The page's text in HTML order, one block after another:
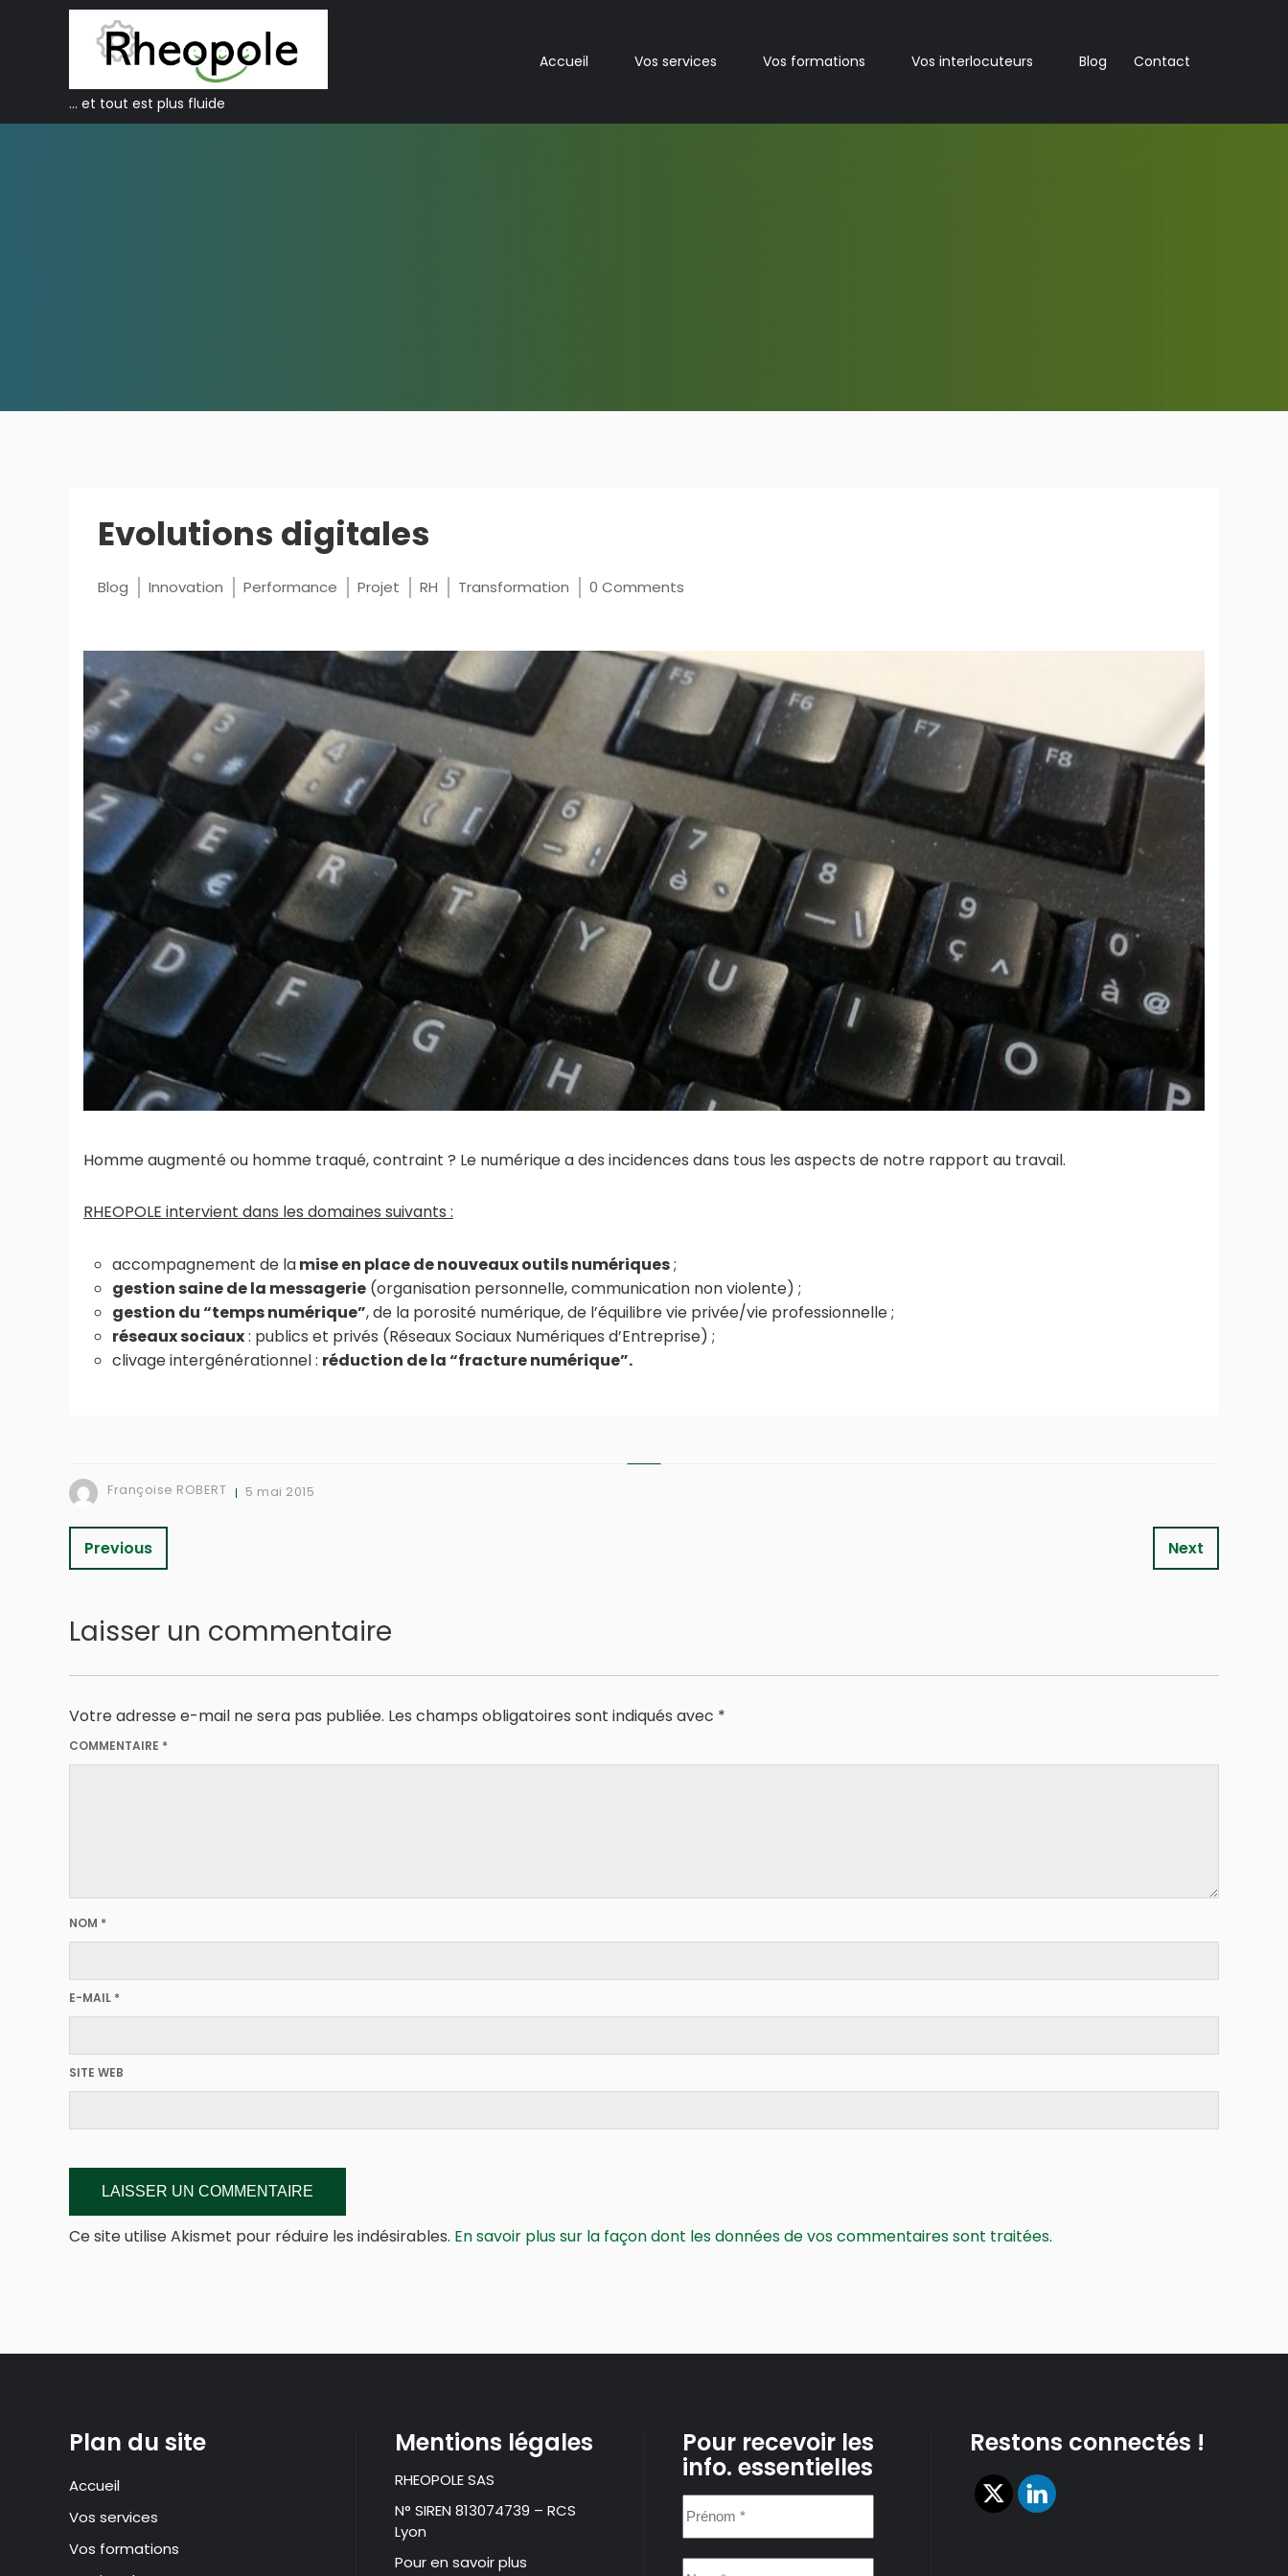
… et tout est plus fluide
Accueil Vos services Vos formations Vos interlocuteurs Blog Contact
Evolutions digitales
Blog Innovation Performance Projet RH Transformation 0 Comments
Homme augmenté ou homme traqué, contraint ? Le numérique a des incidences dans tous les aspects de notre rapport au travail.
RHEOPOLE intervient dans les domaines suivants :
accompagnement de lamise en place de nouveaux outils numériques;
gestion saine de la messagerie (organisation personnelle, communication non violente) ;
gestion du “temps numérique”, de la porosité numérique, de l’équilibre vie privée/vie professionnelle ;
réseaux sociaux: publics et privés (Réseaux Sociaux Numériques d’Entreprise) ;
clivage intergénérationnel : réduction de la “fracture numérique”.
Françoise ROBERT 5 mai 2015
Previous Next
Laisser un commentaire
Votre adresse e-mail ne sera pas publiée. Les champs obligatoires sont indiqués avec *
COMMENTAIRE *
NOM *
E-MAIL *
SITE WEB
Ce site utilise Akismet pour réduire les indésirables. En savoir plus sur la façon dont les données de vos commentaires sont traitées.
Plan du site
Accueil
Vos services
Vos formations
Mentions légales
RHEOPOLE SAS
N° SIREN 813074739 – RCS
Lyon
Pour en savoir plus
Pour recevoir les
info. essentielles
Prénom
*
Nom
Restons connectés !